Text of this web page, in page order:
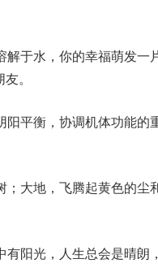
于水，你的幸福萌发一
。
平衡，协调机体功能的
大地，飞腾起黄色的尘
阳光，人生总会是晴朗